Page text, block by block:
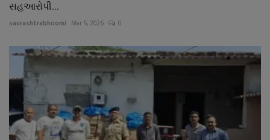
સહઆરોપી...
saurashtrabhoomi Mar 5, 2026 0